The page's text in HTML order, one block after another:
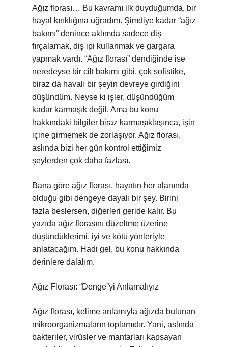
Ağız florası… Bu kavramı ilk duyduğumda, bir
hayal kırıklığına uğradım. Şimdiye kadar “ağız
bakımı” denince aklımda sadece diş
fırçalamak, diş ipi kullanmak ve gargara
yapmak vardı. “Ağız florası” dendiğinde ise
neredeyse bir cilt bakımı gibi, çok sofistike,
biraz da havalı bir şeyin devreye girdiğini
düşündüm. Neyse ki işler, düşündüğüm
kadar karmaşık değil. Ama bu konu
hakkındaki bilgiler biraz karmaşıklaşınca, işin
içine girmemek de zorlaşıyor. Ağız florası,
aslında bizi her gün kontrol ettiğimiz
şeylerden çok daha fazlası.
Bana göre ağız florası, hayatın her alanında
olduğu gibi dengeye dayalı bir şey. Birini
fazla beslersen, diğerleri geride kalır. Bu
yazıda ağız florasını düzeltme üzerine
düşündüklerimi, iyi ve kötü yönleriyle
anlatacağım. Hadi gel, bu konu hakkında
derinlere dalalım.
Ağız Florası: “Denge”yi Anlamalıyız
Ağız florası, kelime anlamıyla ağızda bulunan
mikroorganizmaların toplamıdır. Yani, aslında
bakteriler, virüsler ve mantarları kapsayan